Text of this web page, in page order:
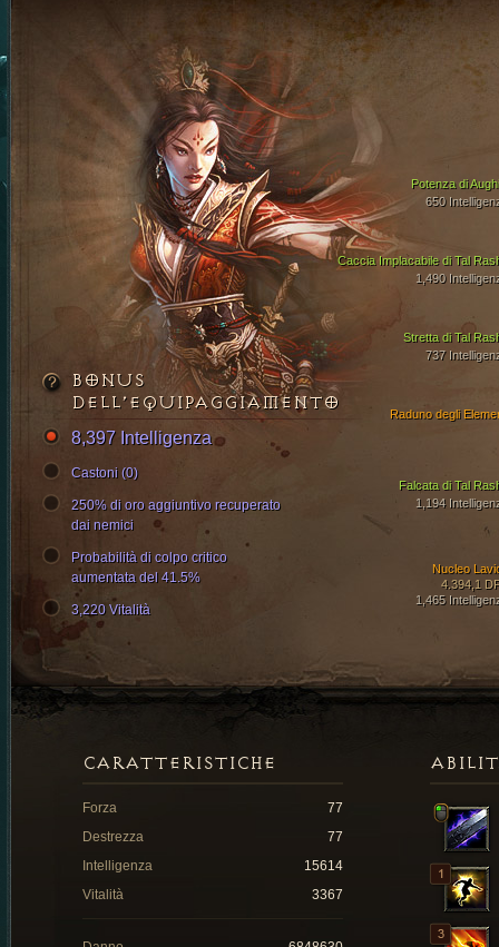
Caccia Implacabile di Tal
1,490
Stretta di Tal
737
Potenza di
650
Falcata di Tal
1,194
Nucleo
4.394,1
1,465
Raduno degli
BONUS
DELL’EQUIPAGGIAMENTO
8,397 Intelligenza
Castoni (0)
250% di oro aggiuntivo recuperato
dai nemici
Probabilità di colpo critico
aumentata del 41.5%
3,220 Vitalità
CARATTERISTICHE
Forza
77
Destrezza
77
Intelligenza
15614
Vitalità
3367